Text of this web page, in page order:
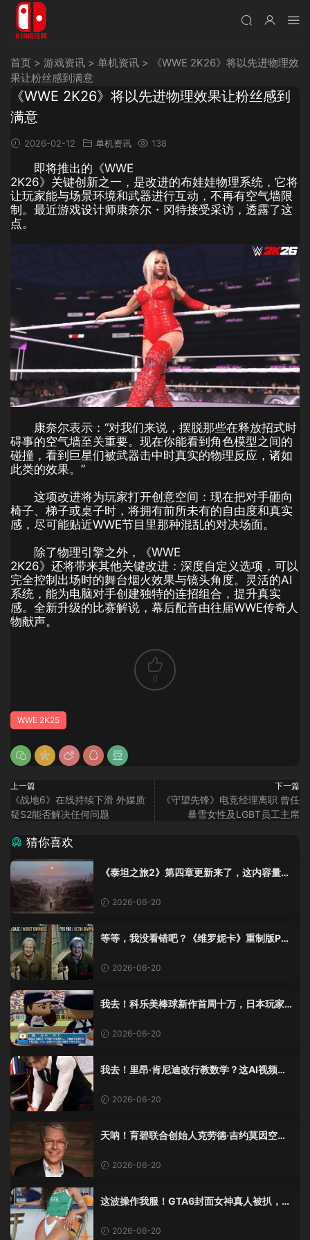
首页 > 游戏资讯 > 单机资讯 >
《WWE 2K26》将以先进物理效
果让粉丝感到满意
《WWE 2K26》将以先进物理效果让粉丝感到
满意
2026-02-12 单机资讯 138
即将推出的《WWE
2K26》关键创新之一，是改进的布娃娃物理系统，它将
让玩家能与场景环境和武器进行互动，不再有空气墙限
制。最近游戏设计师康奈尔・冈特接受采访，透露了这
点。
康奈尔表示：“对我们来说，摆脱那些在释放招式时
碍事的空气墙至关重要。现在你能看到角色模型之间的
碰撞，看到巨星们被武器击中时真实的物理反应，诸如
此类的效果。”
这项改进将为玩家打开创意空间：现在把对手砸向
椅子、梯子或桌子时，将拥有前所未有的自由度和真实
感，尽可能贴近WWE节目里那种混乱的对决场面。
除了物理引擎之外，《WWE
2K26》还将带来其他关键改进：深度自定义选项，可以
完全控制出场时的舞台烟火效果与镜头角度。灵活的AI
系统，能为电脑对手创建独特的连招组合，提升真实
感。全新升级的比赛解说，幕后配音由往届WWE传奇人
物献声。
0
WWE 2K25
上一篇
《战地6》在线持续下滑 外媒质
疑S2能否解决任何问题
下一篇
《守望先锋》电竞经理离职 曾任
暴雪女性及LGBT员工主席
猜你喜欢
《泰坦之旅2》第四章更新来了，这内容量感
2026-06-20
等等，我没看错吧？《维罗妮卡》重制版PS
2026-06-20
我去！科乐美棒球新作首周十万，日本玩家
2026-06-20
我去！里昂·肯尼迪改行教数学？这AI视频全
2026-06-20
天呐！育碧联合创始人克劳德·吉约莫因空难
2026-06-20
这波操作我服！GTA6封面女神真人被扒，网
2026-06-20